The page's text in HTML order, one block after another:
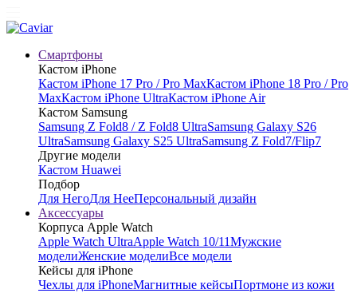
Смартфоны
Кастом iPhone
Кастом iPhone 17 Pro / Pro MaxКастом iPhone 18 Pro / Pro
MaxКастом iPhone UltraКастом iPhone Air
Кастом Samsung
Samsung Z Fold8 / Z Fold8 UltraSamsung Galaxy S26
UltraSamsung Galaxy S25 UltraSamsung Z Fold7/Flip7
Другие модели
Кастом Huawei
Подбор
Для НегоДля НееПерсональный дизайн
Аксессуары
Корпуса Apple Watch
Apple Watch UltraApple Watch 10/11Мужские
моделиЖенские моделиВсе модели
Кейсы для iPhone
Чехлы для iPhoneМагнитные кейсыПортмоне из кожи